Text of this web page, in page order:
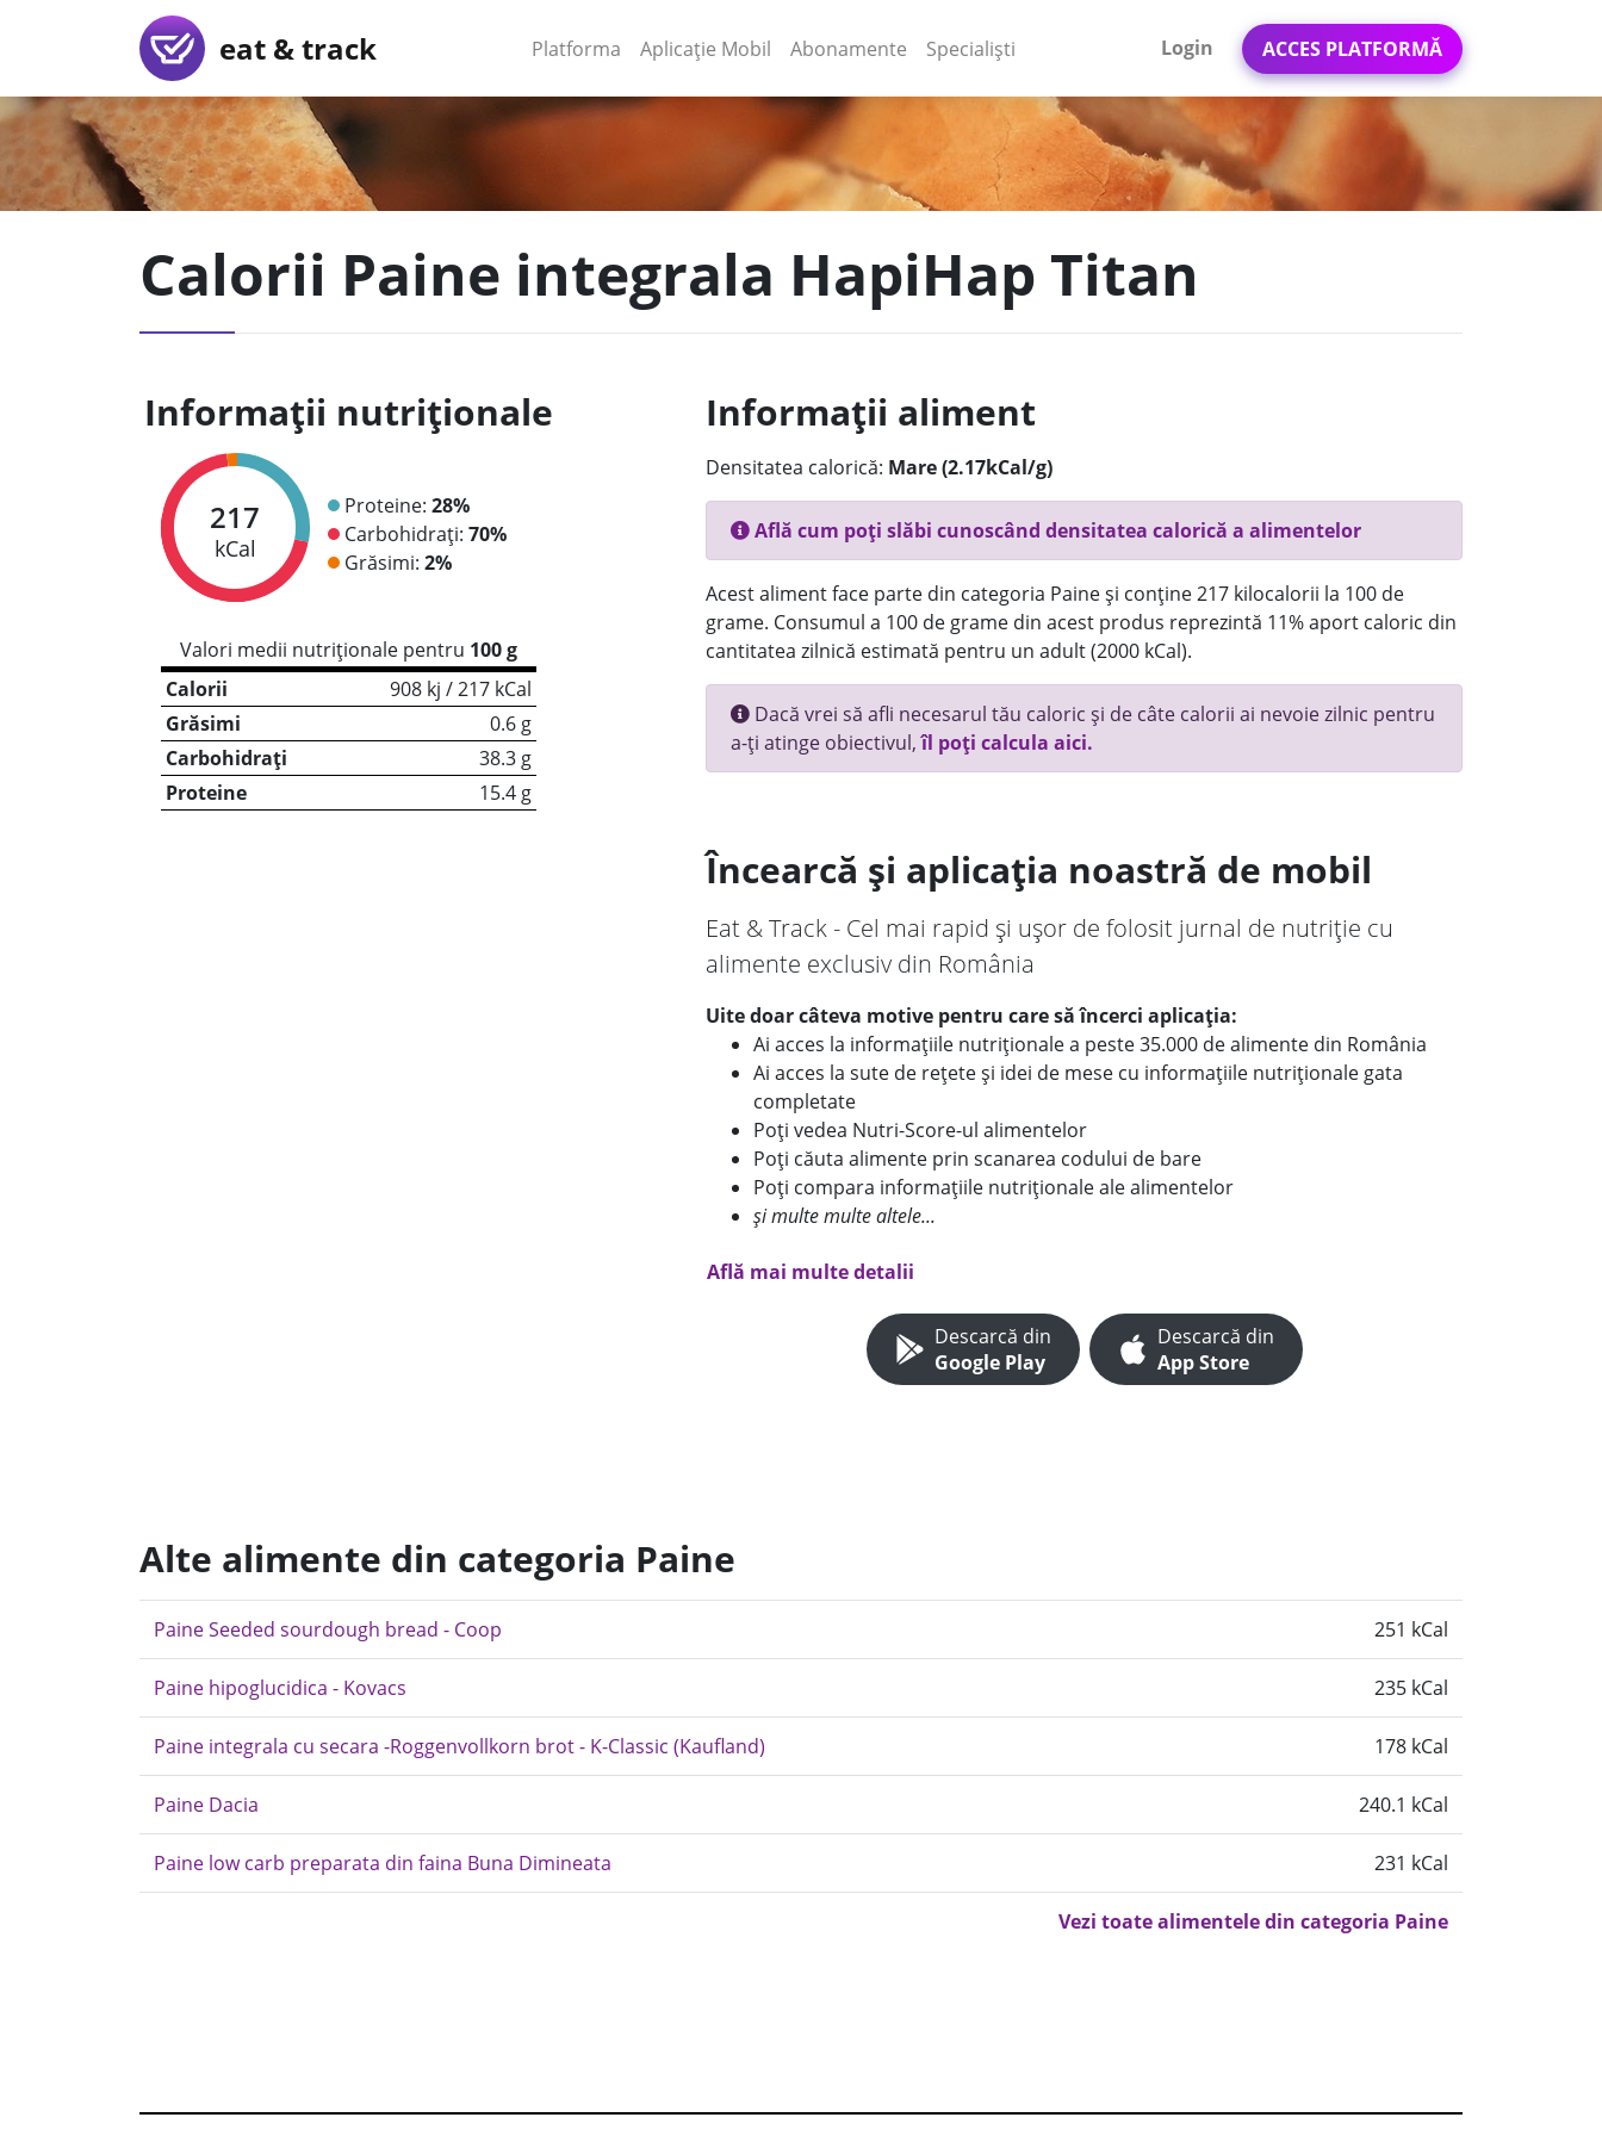
eat & track Platforma (current)
Aplicație Mobil (current)
Abonamente Specialiști Login ACCES PLATFORMĂ
Calorii Paine integrala HapiHap Titan
Informații nutriționale
217
kCal
Proteine: 28%
Carbohidrați: 70%
Grăsimi: 2%
Valori medii nutriționale pentru 100 g
Calorii
908 kj / 217 kCal
Grăsimi
0.6 g
Carbohidrați
38.3 g
Proteine
15.4 g
Informații aliment
Densitatea calorică: Mare (2.17kCal/g)
Află cum poți slăbi cunoscând densitatea calorică a alimentelor
Acest aliment face parte din categoria Paine și conține 217 kilocalorii la 100 de
grame. Consumul a 100 de grame din acest produs reprezintă 11% aport caloric din
cantitatea zilnică estimată pentru un adult (2000 kCal).
Dacă vrei să afli necesarul tău caloric și de câte calorii ai nevoie zilnic pentru
a-ți atinge obiectivul,îl poți calcula aici.
Încearcă și aplicația noastră de mobil
Eat & Track - Cel mai rapid și ușor de folosit jurnal de nutriție cu
alimente exclusiv din România
Uite doar câteva motive pentru care să încerci aplicația:
Ai acces la informațiile nutriționale a peste 35.000 de alimente din România
Ai acces la sute de rețete și idei de mese cu informațiile nutriționale gata
completate
Poți vedea Nutri-Score-ul alimentelor
Poți căuta alimente prin scanarea codului de bare
Poți compara informațiile nutriționale ale alimentelor
și multe multe altele...
Află mai multe detalii
Descarcă din
Google Play
Descarcă din
App Store
Alte alimente din categoria Paine
Paine Seeded sourdough bread - Coop 251 kCal
Paine hipoglucidica - Kovacs 235 kCal
Paine integrala cu secara -Roggenvollkorn brot - K-Classic (Kaufland) 178 kCal
Paine Dacia 240.1 kCal
Paine low carb preparata din faina Buna Dimineata 231 kCal
Vezi toate alimentele din categoria Paine